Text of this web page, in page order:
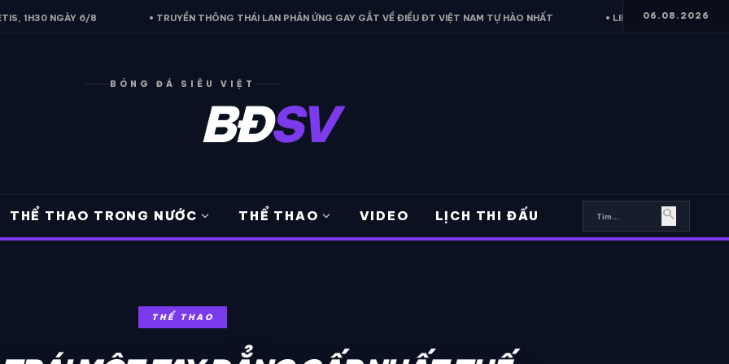
6/8 • TRUYỀN THÔNG THÁI LAN PHẢN ỨNG GAY GẮT VỀ ĐIỀU ĐT VIỆT NAM TỰ HÀO NHẤT • LINK XEM TRỰC TIẾP PARIS SAINT
06.08.2026
BÓNG ĐÁ SIÊU VIỆT
BĐSV
THỂ THAO TRONG NƯỚC expand_more THỂ THAO expand_more VIDEO LỊCH THI ĐẤU search
THỂ THAO